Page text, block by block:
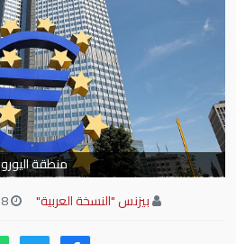
منطقة اليورو
بيزنس "النسخة العربية"
February 28, 2018